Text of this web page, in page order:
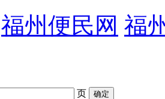
福州便民网 福
页